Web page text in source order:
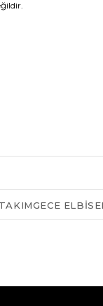
TAKIMGECE